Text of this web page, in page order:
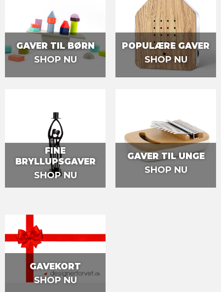
GAVER TIL BØRN
SHOP NU
POPULÆRE GAVER
SHOP NU
FINE
BRYLLUPSGAVER
SHOP NU
GAVER TIL UNGE
SHOP NU
GAVEKORT
SHOP NU